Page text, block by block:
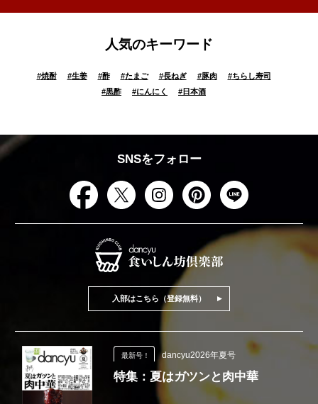
人気のキーワード
#焼酎 #生姜 #酢 #たまご #長ねぎ #豚肉 #ちらし寿司
#黒酢 #にんにく #日本酒
SNSをフォロー
入部はこちら（登録無料）
最新号！ dancyu2026年夏号
特集：夏はガツンと肉中華